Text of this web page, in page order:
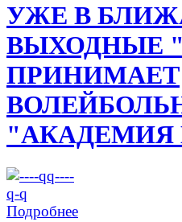
УЖЕ В
ВЫХОДНЫЕ
ПРИНИМАЕТ
"АКАДЕМИЯ
Подробнее